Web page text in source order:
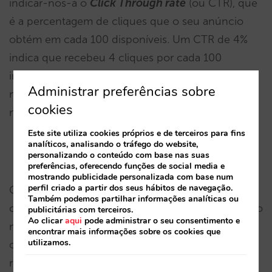
indicar-nos-á o Click Through rate (ou CTR), que
é a percentagem de cliques que o seu anúncio
obtém em cada 100 disponíveis. Um CTR de 4%
indica que recebeu 4 cliques por cada 100
impressões ou visitas que fez ao utilizador. O CTR
mede a eficácia dos seus anúncios de
metapesquisa.
Cliques
O quinto nível do funil de metapesquisa. Os
cliques indicam “quantas visitas recebeu a partir do
motor de metapesquisa de utilizadores que
consultaram um itinerário específico”. Os cliques
representam o tráfego para o seu site e a sua
Administrar preferências sobre
cookies
Este site utiliza cookies próprios e de terceiros para fins
analíticos, analisando o tráfego do website,
personalizando o conteúdo com base nas suas
preferências, oferecendo funções de social media e
mostrando publicidade personalizada com base num
perfil criado a partir dos seus hábitos de navegação.
Também podemos partilhar informações analíticas ou
publicitárias com terceiros.
Ao clicaraqui pode administrar o seu consentimento e
encontrar mais informações sobre os cookies que
utilizamos.